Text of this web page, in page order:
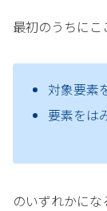
最初のうちにこ
対象要素
要素をは
のいずれかにな